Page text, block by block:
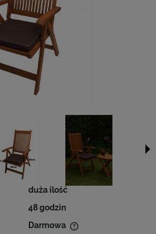
duża ilość
48 godzin
Darmowa